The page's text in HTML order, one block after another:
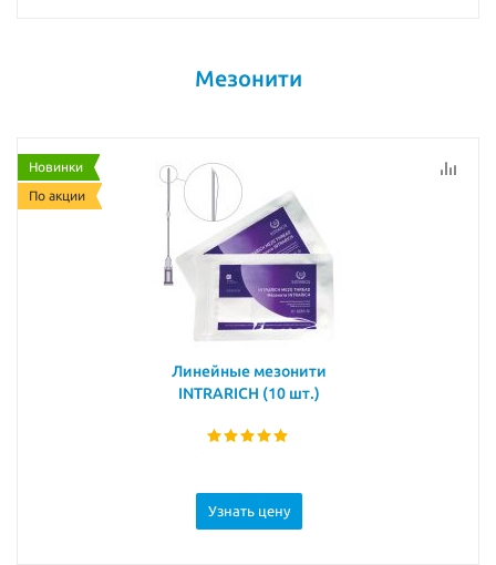
Мезонити
Новинки
По акции
Линейные мезонити
INTRARICH (10 шт.)
Узнать цену